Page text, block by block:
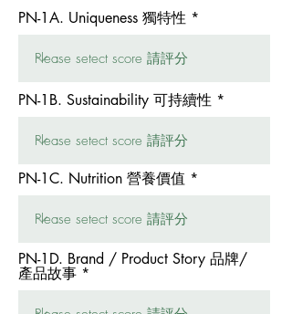
PN-1A. Uniqueness 獨特性
PN-1B. Sustainability 可持續性
PN-1C. Nutrition 營養價值
PN-1D. Brand / Product Story 品牌/
產品故事